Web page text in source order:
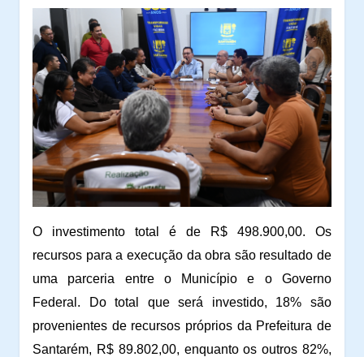
O investimento total é de R$ 498.900,00. Os
recursos para a execução da obra são resultado de
uma parceria entre o Município e o Governo
Federal. Do total que será investido, 18% são
provenientes de recursos próprios da Prefeitura de
Santarém, R$ 89.802,00, enquanto os outros 82%,